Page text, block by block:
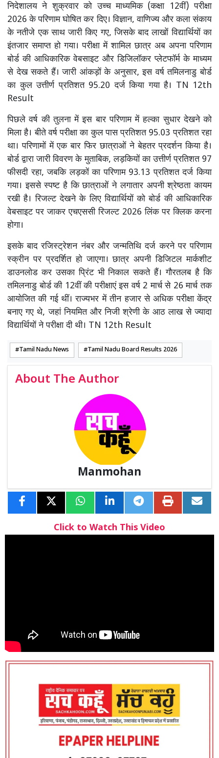
निदेशालय ने शुक्रवार को उच्च माध्यमिक (कक्षा 12वीं) परीक्षा
2026 के परिणाम घोषित कर दिए। विज्ञान, वाणिज्य और कला संकाय
के नतीजे एक साथ जारी किए गए, जिसके बाद लाखों विद्यार्थियों का
इंतजार समाप्त हो गया। परीक्षा में शामिल छात्र अब अपना परिणाम
बोर्ड की आधिकारिक वेबसाइट और डिजिलॉकर प्लेटफॉर्म के माध्यम
से देख सकते हैं। जारी आंकड़ों के अनुसार, इस वर्ष तमिलनाडु बोर्ड
का कुल उत्तीर्ण प्रतिशत 95.20 दर्ज किया गया है। TN 12th
Result
पिछले वर्ष की तुलना में इस बार परिणाम में हल्का सुधार देखने को
मिला है। बीते वर्ष परीक्षा का कुल पास प्रतिशत 95.03 प्रतिशत रहा
था। परिणामों में एक बार फिर छात्राओं ने बेहतर प्रदर्शन किया है।
बोर्ड द्वारा जारी विवरण के मुताबिक, लड़कियों का उत्तीर्ण प्रतिशत 97
फीसदी रहा, जबकि लड़कों का परिणाम 93.13 प्रतिशत दर्ज किया
गया। इससे स्पष्ट है कि छात्राओं ने लगातार अपनी श्रेष्ठता कायम
रखी है। रिजल्ट देखने के लिए विद्यार्थियों को बोर्ड की आधिकारिक
वेबसाइट पर जाकर एचएससी रिजल्ट 2026 लिंक पर क्लिक करना
होगा।
इसके बाद रजिस्ट्रेशन नंबर और जन्मतिथि दर्ज करने पर परिणाम
स्क्रीन पर प्रदर्शित हो जाएगा। छात्र अपनी डिजिटल मार्कशीट
डाउनलोड कर उसका प्रिंट भी निकाल सकते हैं। गौरतलब है कि
तमिलनाडु बोर्ड की 12वीं की परीक्षाएं इस वर्ष 2 मार्च से 26 मार्च तक
आयोजित की गई थीं। राज्यभर में तीन हजार से अधिक परीक्षा केंद्र
बनाए गए थे, जहां नियमित और निजी श्रेणी के आठ लाख से ज्यादा
विद्यार्थियों ने परीक्षा दी थी। TN 12th Result
Tamil Nadu News Tamil Nadu Board Results 2026
About The Author
Manmohan
Click to Watch This Video